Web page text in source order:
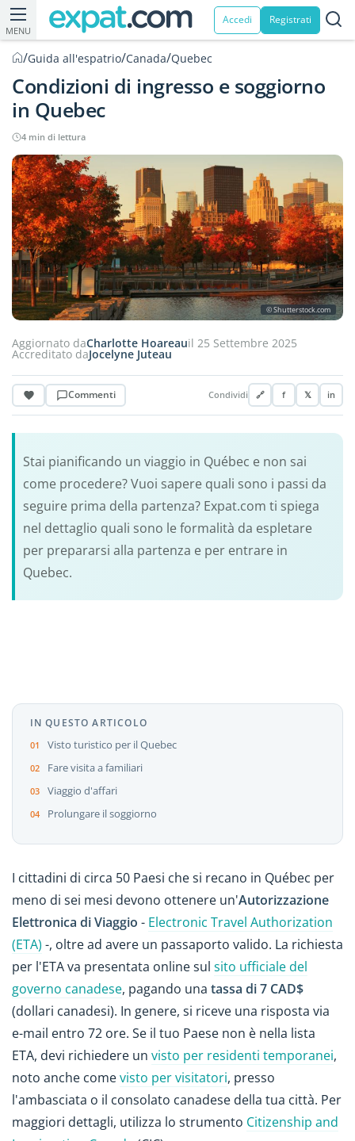
MENU
Accedi Registrati
/Guida all'espatrio/Canada/Quebec
Condizioni di ingresso e soggiorno
in Quebec
4 min di lettura
© Shutterstock.com
Aggiornato daCharlotte Hoareauil 25 Settembre 2025
Accreditato daJocelyne Juteau
Commenti Condividi 🔗 f 𝕏 in
Stai pianificando un viaggio in Québec e non sai
come procedere? Vuoi sapere quali sono i passi da
seguire prima della partenza? Expat.com ti spiega
nel dettaglio quali sono le formalità da espletare
per prepararsi alla partenza e per entrare in
Quebec.
IN QUESTO ARTICOLO
Visto turistico per il Quebec
Fare visita a familiari
Viaggio d'affari
Prolungare il soggiorno
I cittadini di circa 50 Paesi che si recano in Québec per
meno di sei mesi devono ottenere un'Autorizzazione
Elettronica di Viaggio - Electronic Travel Authorization
(ETA) -, oltre ad avere un passaporto valido. La richiesta
per l'ETA va presentata online sul sito ufficiale del
governo canadese, pagando una tassa di 7 CAD$
(dollari canadesi). In genere, si riceve una risposta via
e-mail entro 72 ore. Se il tuo Paese non è nella lista
ETA, devi richiedere un visto per residenti temporanei,
noto anche comevisto per visitatori, presso
l'ambasciata o il consolato canadese della tua città. Per
maggiori dettagli, utilizza lo strumento Citizenship and